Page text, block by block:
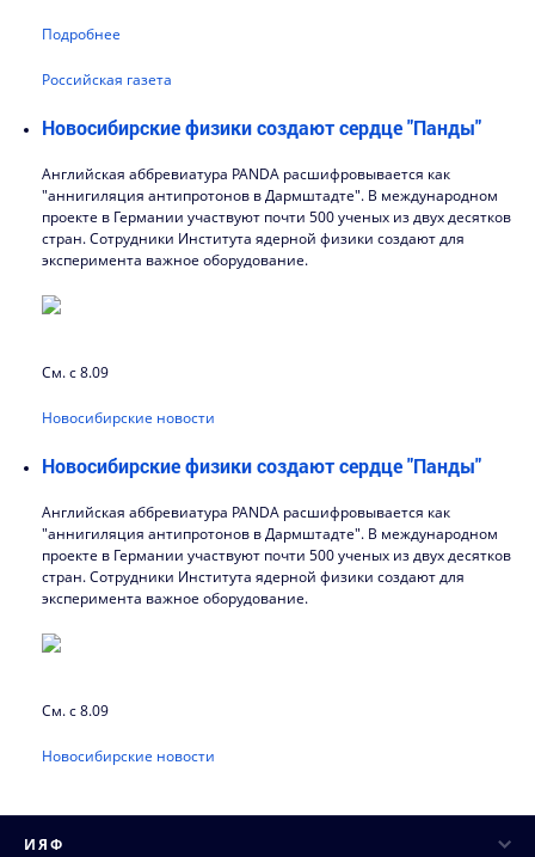
Подробнее
Российская газета
Новосибирские физики создают сердце "Панды"
Английская аббревиатура PANDA расшифровывается как
"аннигиляция антипротонов в Дармштадте". В международном
проекте в Германии участвуют почти 500 ученых из двух десятков
стран. Сотрудники Института ядерной физики создают для
эксперимента важное оборудование.
См. с 8.09
Новосибирские новости
Новосибирские физики создают сердце "Панды"
Английская аббревиатура PANDA расшифровывается как
"аннигиляция антипротонов в Дармштадте". В международном
проекте в Германии участвуют почти 500 ученых из двух десятков
стран. Сотрудники Института ядерной физики создают для
эксперимента важное оборудование.
См. с 8.09
Новосибирские новости
ИЯФ